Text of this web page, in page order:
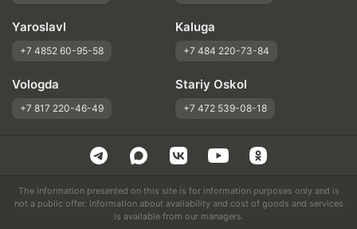
Yaroslavl
+7 4852 60-95-58
Kaluga
+7 484 220-73-84
Vologda
+7 817 220-46-49
Stariy Oskol
+7 472 539-08-18
The information presented on this site is for information purposes only and is
not a public offer. Information about availability and cost of goods and services
is available from our managers.